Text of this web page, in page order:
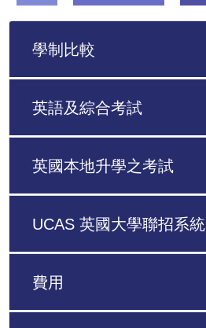
學制比較
英語及綜合考試
英國本地升學之考試
UCAS 英國大學聯招系統
費用